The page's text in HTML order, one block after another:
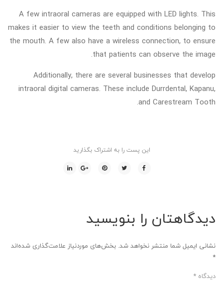
A few intraoral cameras are equipped with LED lights. This
makes it easier to view the teeth and conditions belonging to
the mouth. A few also have a wireless connection, to ensure
that patients can observe the image.
Additionally, there are several businesses that develop
intraoral digital cameras. These include Durrdental, Kapanu,
and Carestream Tooth.
این پست را به اشتراک بگذارید
دیدگاهتان را بنویسید
نشانی ایمیل شما منتشر نخواهد شد. بخش‌های موردنیاز علامت‌گذاری شده‌اند
*
دیدگاه *